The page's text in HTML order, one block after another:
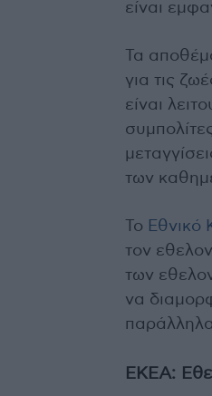
είναι
Τα
για τις
είναι
των
Το Εθνικό
τον
των
να
ΕΚΕΑ: